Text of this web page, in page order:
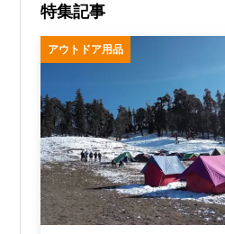
特集記事
アウトドア用品